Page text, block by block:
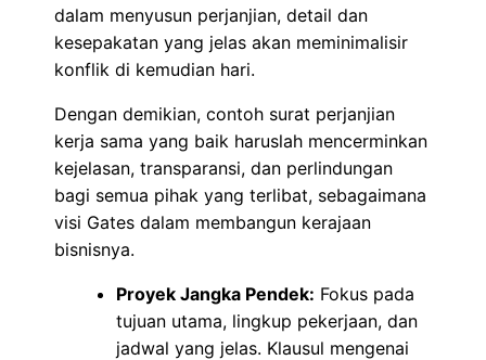
dalam menyusun perjanjian, detail dan
kesepakatan yang jelas akan meminimalisir
konflik di kemudian hari.
Dengan demikian, contoh surat perjanjian
kerja sama yang baik haruslah mencerminkan
kejelasan, transparansi, dan perlindungan
bagi semua pihak yang terlibat, sebagaimana
visi Gates dalam membangun kerajaan
bisnisnya.
Proyek Jangka Pendek: Fokus pada
tujuan utama, lingkup pekerjaan, dan
jadwal yang jelas. Klausul mengenai